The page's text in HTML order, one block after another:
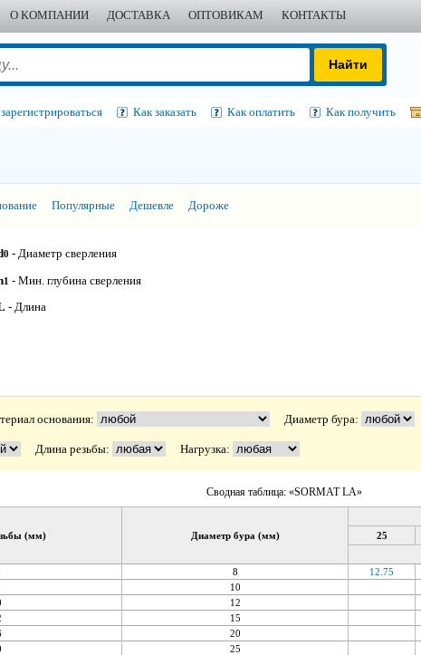
О КОМПАНИИ ДОСТАВКА ОПТОВИКАМ КОНТАКТЫ
Как заказать Как оплатить Как получить
Популярные Дешевле Дороже
0 - Диаметр сверления
1 - Мин. глубина сверления
- Длина
основания: Диаметр бура:
Длина резьбы: Нагрузка:
Сводная таблица: «SORMAT LA»
(мм) Диаметр бура (мм)
25
8
12.75
10
12
15
20
25